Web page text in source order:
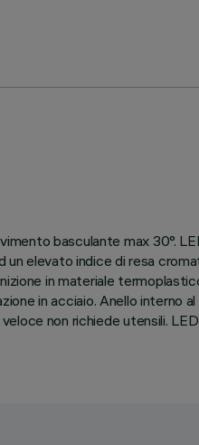
basculante max 30°.
elevato indice di resa
in materiale
in acciaio. Anello
non richiede utensili.